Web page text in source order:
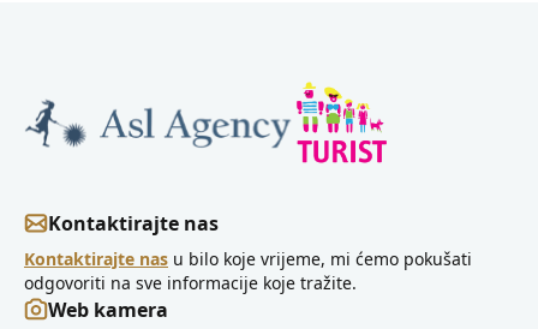
Kontaktirajte nas
Kontaktirajte nas u bilo koje vrijeme, mi ćemo pokušati
odgovoriti na sve informacije koje tražite.
Web kamera